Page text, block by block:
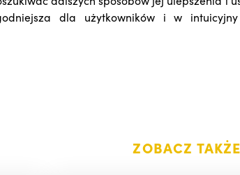
dla użytkowników i w
ZOBACZ TAKŻE